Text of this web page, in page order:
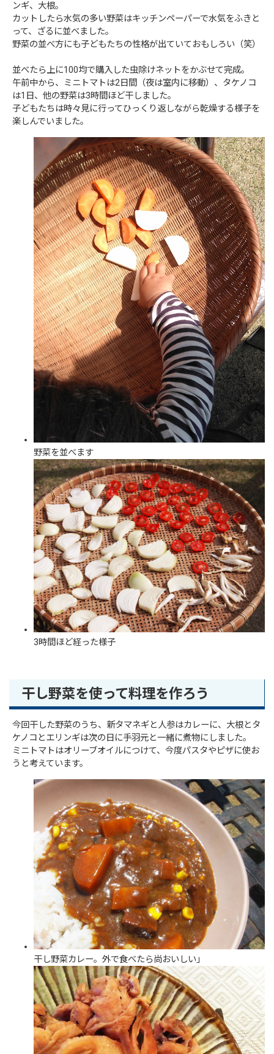
ンギ、大根。
カットしたら水気の多い野菜はキッチンペーパーで水気をふきと
って、ざるに並べました。
野菜の並べ方にも子どもたちの性格が出ていておもしろい（笑）
並べたら上に100均で購入した虫除けネットをかぶせて完成。
午前中から、ミニトマトは2日間（夜は室内に移動）、タケノコ
は1日、他の野菜は3時間ほど干しました。
子どもたちは時々見に行ってひっくり返しながら乾燥する様子を
楽しんでいました。
野菜を並べます
3時間ほど経った様子
干し野菜を使って料理を作ろう
今回干した野菜のうち、新タマネギと人参はカレーに、大根とタ
ケノコとエリンギは次の日に手羽元と一緒に煮物にしました。
ミニトマトはオリーブオイルにつけて、今度パスタやピザに使お
うと考えています。
干し野菜カレー。外で食べたら尚おいしい」